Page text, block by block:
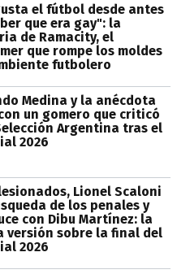
el fútbol desde antes
que era gay": la
de Ramacity, el
que rompe los moldes
futbolero
Medina y la anécdota
un gomero que criticó
Argentina tras el
2026
Lionel Scaloni
de los penales y
con Dibu Martínez: la
versión sobre la final del
2026